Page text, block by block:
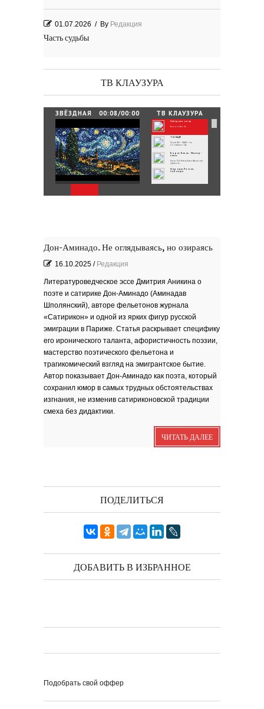
01.07.2026 / By Редакция
Часть судьбы
29.06.2026 / ByРедакция
День Победы! Посёлок Гидростроитель. 2026 год
25.06.2026 ByРедакция
Зелёные мемориалы памяти и славы
ТВ КЛАУЗУРА
Звёздная ночь
Винсент Ван Гог
ТЫ-КАДР
Проект «ТЫ – КАДР» — это
инновационная...
Борис Бланк. Мастер-
класс
Борис Лейбович Бланк Народный
художник...
Народы России.
Сабантуй
Народы России
РИНА ЗЕЛЕНАЯ
Анатолий Софронов
''Ростову''
''ЭТЮДЫ О ГОГОЛЕ''. Док.
В основе фильма - работа русского
писателя Василия...
Омский писатель на
Первом городском
Зола
зола. Песня
Я видела бога
забившимся в угол...
Исповедь 3.
ОСЕННЕЕ СОЛО
Дорогие друзья! В 2018 году
исполняется 95 лет...
ТВ КЛАУЗУРА
ЗВЁЗДНАЯ
00:08/00:00
Дон-Аминадо. Не оглядываясь, но озираясь
16.10.2025 / Редакция
Литературоведческое эссе Дмитрия Аникина о
поэте и сатирике Дон-Аминадо (Аминадав
Шполянский), авторе фельетонов журнала
«Сатирикон» и одной из ярких фигур русской
эмиграции в Париже. Статья раскрывает специфику
его иронического таланта, афористичность поэзии,
мастерство поэтического фельетона и
трагикомический взгляд на эмигрантское бытие.
Автор показывает Дон-Аминадо как поэта, который
сохранил юмор в самых трудных обстоятельствах
изгнания, не изменив сатириконовской традиции
смеха без дидактики.
ЧИТАТЬ ДАЛЕЕ
ПОДЕЛИТЬСЯ
ДОБАВИТЬ В ИЗБРАННОЕ
Подобрать свой оффер